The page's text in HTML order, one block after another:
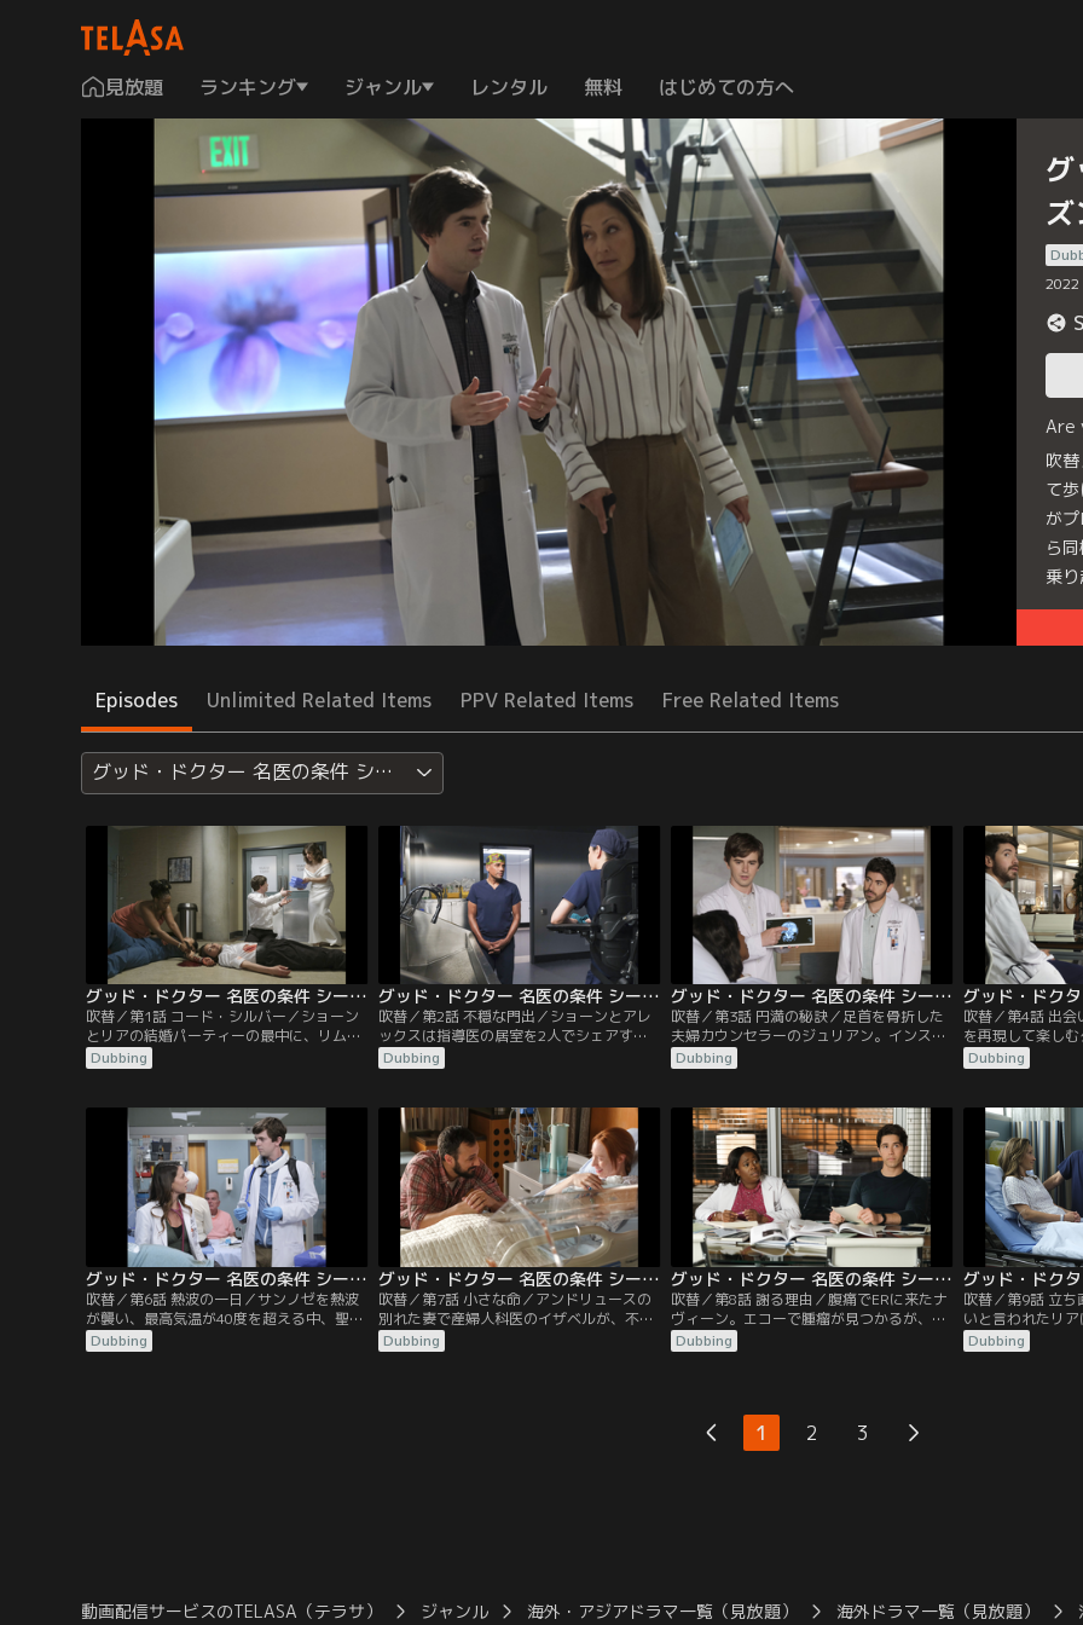
見放題 ランキング ジャンル レンタル 無料 はじめての方へ
2022
Are
吹
て
が
ら
乗
Episodes Unlimited Related Items PPV Related Items Free Related Items
グッド・ドクター 名医の条件 シーズン6
グッド・ドクター 名医の条件 シーズン6 第01話／吹替
吹替／第1話 コード・シルバー／ショーン
とリアの結婚パーティーの最中に、リムと
ヴィラヌーヴァが休憩室で刺される。2人
を刺したのはヴィラヌーヴァの元恋人オー
奪って発砲、病院内に潜伏したためにコー
ド・シルバーが発令され、SWATが到着す
る事態に。ヴィラヌーヴァは一命を取り留
めたが、リムのオペは難航する。
Dubbing
グッド・ドクター 名医の条件 シーズン6 第02話／吹替
吹替／第2話 不穏な門出／ショーンとアレ
ックスは指導医の居室を2人でシェアす
る。聖ボナベントゥラ病院には新米レジデ
ントのダニエル・ペレスとダニカ・パウエ
ャーを、アレックスはペレスとジョーダン
を指導。そんな中、ショーンはブレットの
心臓移植を担当するがドナーの心臓が使え
なくなり、ブタの心臓を使う選択をする。
Dubbing
グッド・ドクター 名医の条件 シーズン6 第03話／吹替
吹替／第3話 円満の秘訣／足首を骨折した
夫婦カウンセラーのジュリアン。インスリ
ンを打つ時間を間違えて低血糖になりフラ
ついたという。時間の感覚がゆがんでいる
瘍が見つかった。入院したジュリアンは自
分の専門知識を活かし、ショーンやアッシ
ャーらにカップルがいい関係を続けるコツ
などを助言する。
Dubbing
吹替／第4話 出
を再現して楽し
肩を負傷したチ
ウエルが治療に
解できない。一
ごしたアレック
のプロペラで左
が運び込まれて
Dubbing
グッド・ドクター 名医の条件 シーズン6 第06話／吹替
吹替／第6話 熱波の一日／サンノゼを熱波
が襲い、最高気温が40度を超える中、聖ボ
ナベントゥラ病院は停電した老人ホームの
入居者32人を受け入れることに。その中で
Dubbing
グッド・ドクター 名医の条件 シーズン6 第07話／吹替
吹替／第7話 小さな命／アンドリュースの
別れた妻で産婦人科医のイザベルが、不妊
治療で六つ子を授かった妊婦ジーナをアン
ドリュースに託す。予定より11週早いが、
Dubbing
グッド・ドクター 名医の条件 シーズン6 第08話／吹替
吹替／第8話 謝る理由／腹痛でERに来たナ
ヴィーン。エコーで腫瘤が見つかるが、開
腹するとそれは腫瘤ではなく5年前の虫垂
炎切除手術の際に置き忘れられたガーゼだ
たナヴィーンだが、ガーゼ除去のために子
宮を全摘出するかどうかの選択を迫られ
Dubbing
吹替／第9話 立
いと言われたリ
件を見て回る。
れるが、ショー
Dubbing
1 2 3
動画配信サービスのTELASA（テラサ） ジャンル 海外・アジアドラマ一覧（見放題） 海外ドラマ一覧（見放題）